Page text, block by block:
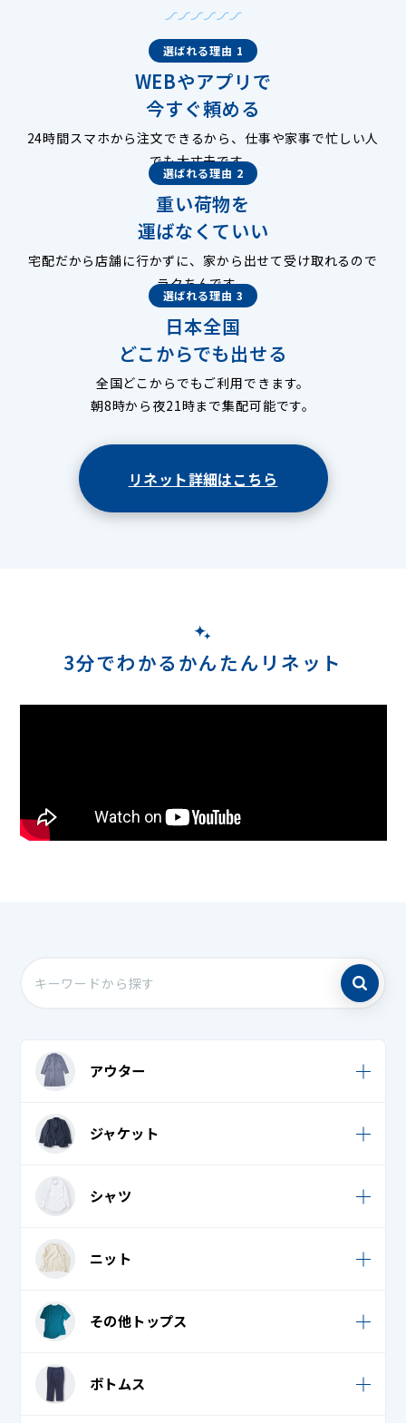
選ばれる理由 1
WEBやアプリで
今すぐ頼める
24時間スマホから注文できるから、仕事や家事で忙しい人
でも大丈夫です。
選ばれる理由 2
重い荷物を
運ばなくていい
宅配だから店舗に行かずに、家から出せて受け取れるので
ラクちんです。
選ばれる理由 3
日本全国
どこからでも出せる
全国どこからでもご利用できます。
朝8時から夜21時まで集配可能です。
リネット詳細はこちら
3分でわかるかんたんリネット
アウター
ウィンドブレーカー
キルティングベスト
ジャンパー
ダウンジャケット・ダウンコート
ベンチコート
ジャケット
カジュアルジャケット
スーツ
タキシード・モーニング・燕尾服 上
礼服 / 喪服
シャツ
Tシャツ・ロングTシャツ
ポロシャツ
襟付き / オープンシャツ
ニット
カーディガン
その他トップス
Tシャツ・ロングTシャツ
ジャージ
ボトムス